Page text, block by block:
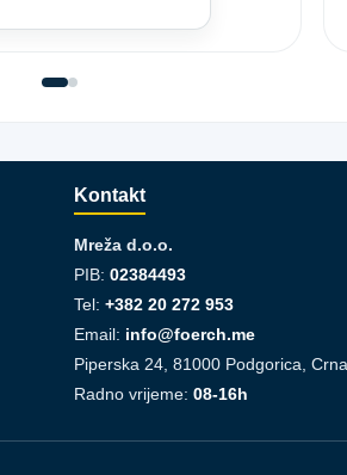
Kontakt
Mreža d.o.o.
PIB: 02384493
Tel: +382 20 272 953
Email: info@foerch.me
Piperska 24, 81000 Podgorica,
Radno vrijeme: 08-16h